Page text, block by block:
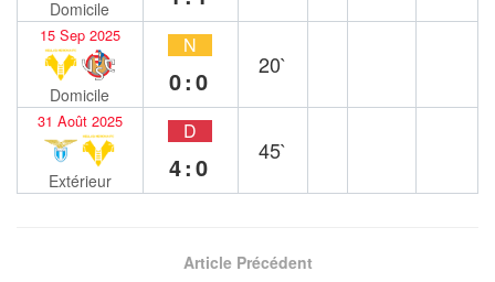
Domicile
15 Sep 2025
Domicile
N
0:0
20`
31 Août 2025
Extérieur
D
4:0
45`
Article Précédent